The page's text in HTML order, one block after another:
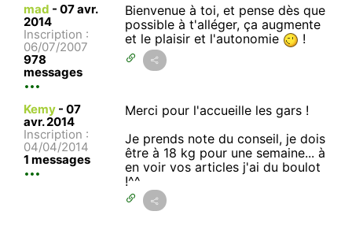
mad - 07 avr.
2014
Inscription :
06/07/2007
978
messages
Bienvenue à toi, et pense dès que
possible à t'alléger, ça augmente
et le plaisir et l'autonomie
!
Kemy - 07
avr. 2014
Inscription :
04/04/2014
1 messages
Merci pour l'accueille les gars !
Je prends note du conseil, je dois
être à 18 kg pour une semaine... à
en voir vos articles j'ai du boulot
!^^